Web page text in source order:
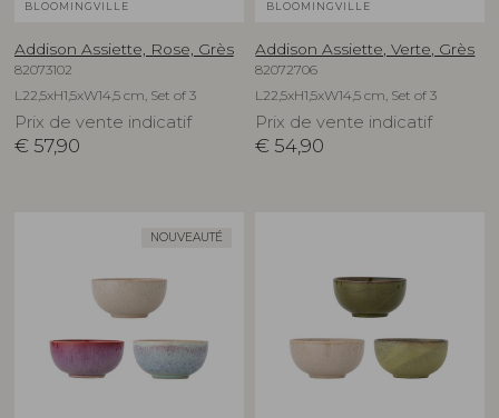
BLOOMINGVILLE
Addison Assiette, Rose, Grès
82073102
L22,5xH1,5xW14,5 cm, Set of 3
Prix de vente indicatif
€ 57,90
BLOOMINGVILLE
Addison Assiette, Verte, Grès
82072706
L22,5xH1,5xW14,5 cm, Set of 3
Prix de vente indicatif
€ 54,90
NOUVEAUTÉ